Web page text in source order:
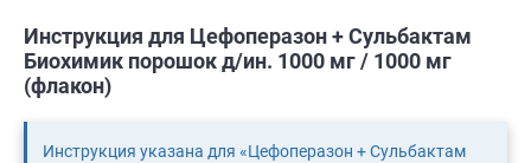
Инструкция для Цефоперазон + Сульбактам
Биохимик порошок д/ин. 1000 мг / 1000 мг
(флакон)
Инструкция указана для «Цефоперазон + Сульбактам